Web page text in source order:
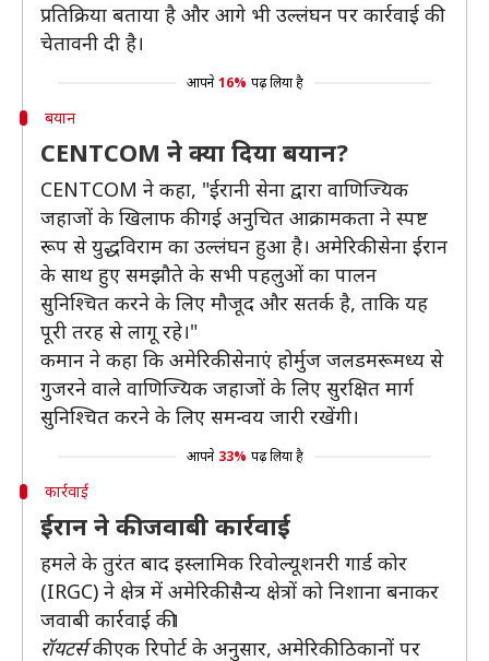
प्रतिक्रिया बताया है और आगे भी उल्लंघन पर कार्रवाई की
चेतावनी दी है।
आपने 16% पढ़ लिया है
बयान
CENTCOM ने क्या दिया बयान?
CENTCOM ने कहा, "ईरानी सेना द्वारा वाणिज्यिक
जहाजों के खिलाफ की गई अनुचित आक्रामकता ने स्पष्ट
रूप से युद्धविराम का उल्लंघन हुआ है। अमेरिकी सेना ईरान
के साथ हुए समझौते के सभी पहलुओं का पालन
सुनिश्चित करने के लिए मौजूद और सतर्क है, ताकि यह
पूरी तरह से लागू रहे।"
कमान ने कहा कि अमेरिकी सेनाएं होर्मुज जलडमरूमध्य से
गुजरने वाले वाणिज्यिक जहाजों के लिए सुरक्षित मार्ग
सुनिश्चित करने के लिए समन्वय जारी रखेंगी।
आपने 33% पढ़ लिया है
कार्रवाई
ईरान ने की जवाबी कार्रवाई
हमले के तुरंत बाद इस्लामिक रिवोल्यूशनरी गार्ड कोर
(IRGC) ने क्षेत्र में अमेरिकी सैन्य क्षेत्रों को निशाना बनाकर
जवाबी कार्रवाई की।
रॉयटर्सकी एक रिपोर्ट के अनुसार, अमेरिकी ठिकानों पर